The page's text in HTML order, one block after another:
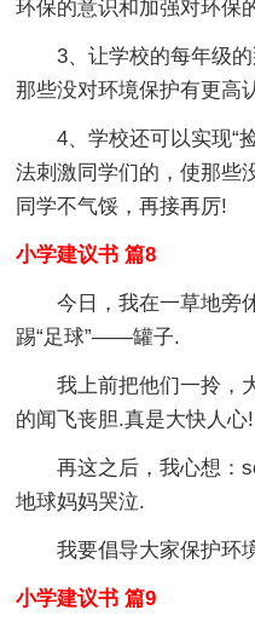
环保的意识和加强对环保
3、让学校的每年级
那些没对环境保护有更高
4、学校还可以实现“
法刺激同学们的，使那些
同学不气馁，再接再厉!
小学建议书 篇8
今日，我在一草地旁
踢“足球”——罐子.
我上前把他们一拎，
的闻飞丧胆.真是大快人心!
再这之后，我心想：
地球妈妈哭泣.
我要倡导大家保护环
小学建议书 篇9